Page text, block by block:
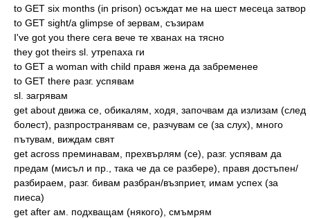
to GET six months (in prison) осъждат ме на шест месеца затвор
to GET sight/a glimpse of зервам, съзирам
I've got you there сега вече те хванах на тясно
they got theirs sl. утрепаха ги
to GET a woman with child правя жена да забременее
to GET there разг. успявам
sl. загрявам
get about движа се, обикалям, ходя, започвам да излизам (след
болест), разпространявам се, разчувам се (за слух), много
пътувам, виждам свят
get across преминавам, прехвърлям (се), разг. успявам да
предам (мисъл и пр., така че да се разбере), правя достъпен/
разбираем, разг. бивам разбран/възприет, имам успех (за
пиеса)
get after aм. подхващам (някого), смъмрям